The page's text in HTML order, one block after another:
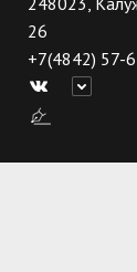
26
+7(4842) 57-